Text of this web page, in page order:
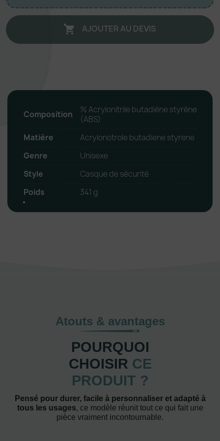
 AJOUTER AU DEVIS
Composition
% Acrylonitrile butadiène styrène
(ABS)
Matière
Acrylonotrole butadiene styrene
Genre
Unisexe
Style
Casque de sécurité
Poids
341 g
Atouts & avantages
POURQUOI
CHOISIR CE
PRODUIT ?
Pensé pour durer, facile à personnaliser et adapté à
tous les usages, ce modèle réunit tout ce qui fait une
pièce vraiment incontournable.